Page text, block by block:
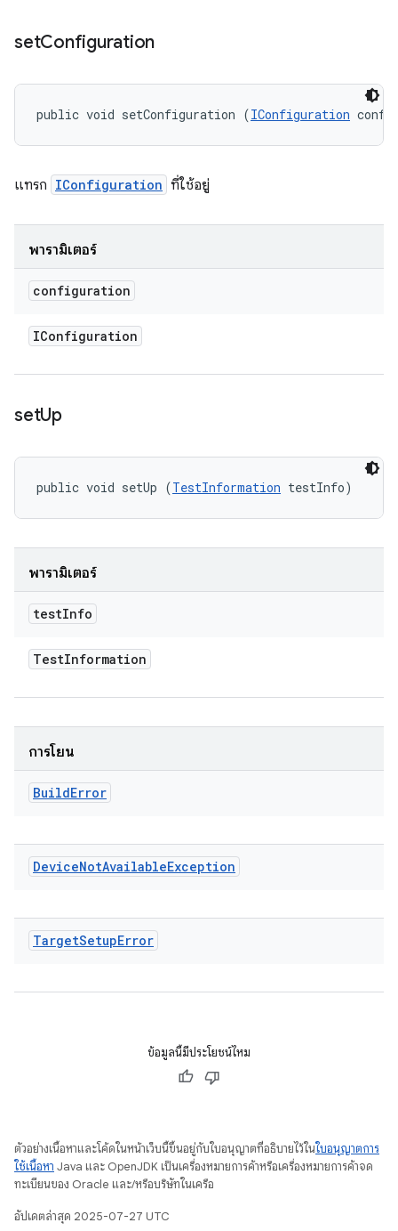
setConfiguration
public void setConfiguration (IConfiguration
แทรก IConfiguration ที่ใช้อยู่
พารามิเตอร์
configuration
IConfiguration
setUp
public void setUp (TestInformation testInfo)
พารามิเตอร์
testInfo
TestInformation
การโยน
BuildError
DeviceNotAvailableException
TargetSetupError
ข้อมูลนี้มีประโยชน์ไหม
ตัวอย่างเนื้อหาและโค้ดในหน้าเว็บนี้ขึ้นอยู่กับใบอนุญาตที่อธิบายไว้ในใบอนุญาตการ
ใช้เนื้อหา Java และ OpenJDK เป็นเครื่องหมายการค้าหรือเครื่องหมายการค้าจด
ทะเบียนของ Oracle และ/หรือบริษัทในเครือ
อัปเดตล่าสุด 2025-07-27 UTC